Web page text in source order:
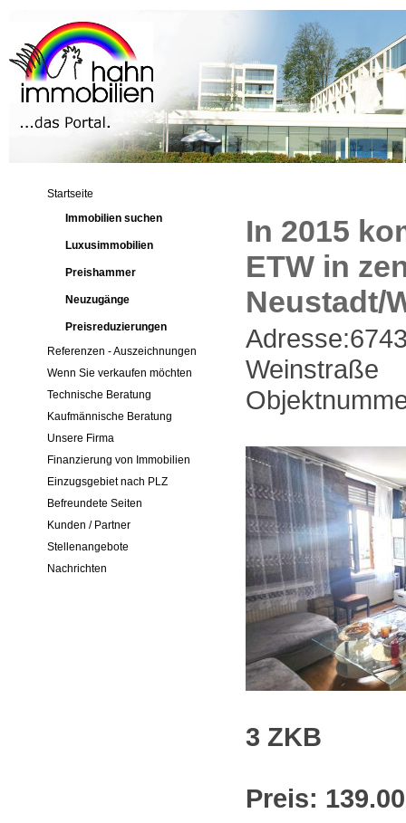
Startseite
Immobilien suchen
Luxusimmobilien
Preishammer
Neuzugänge
Preisreduzierungen
Referenzen - Auszeichnungen
Wenn Sie verkaufen möchten
Technische Beratung
Kaufmännische Beratung
Unsere Firma
Finanzierung von Immobilien
Einzugsgebiet nach PLZ
Befreundete Seiten
Kunden / Partner
Stellenangebote
Nachrichten
In 2015
ETW in
Neustadt/
Weinstraße
3 ZKB
Preis: